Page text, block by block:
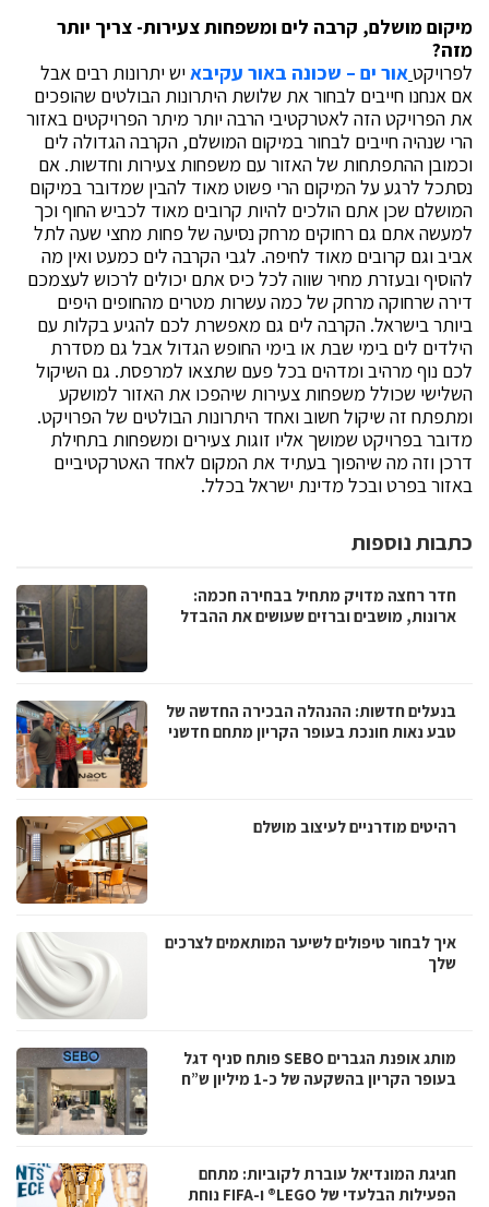
מיקום מושלם, קרבה לים ומשפחות צעירות- צריך יותר
מזה?
לפרויקטאור ים – שכונה באור עקיבאיש יתרונות רבים אבל
אם אנחנו חייבים לבחור את שלושת היתרונות הבולטים שהופכים
את הפרויקט הזה לאטרקטיבי הרבה יותר מיתר הפרויקטים באזור
הרי שנהיה חייבים לבחור במיקום המושלם, הקרבה הגדולה לים
וכמובן ההתפתחות של האזור עם משפחות צעירות וחדשות. אם
נסתכל לרגע על המיקום הרי פשוט מאוד להבין שמדובר במיקום
המושלם שכן אתם הולכים להיות קרובים מאוד לכביש החוף וכך
למעשה אתם גם רחוקים מרחק נסיעה של פחות מחצי שעה לתל
אביב וגם קרובים מאוד לחיפה. לגבי הקרבה לים כמעט ואין מה
להוסיף ובעזרת מחיר שווה לכל כיס אתם יכולים לרכוש לעצמכם
דירה שרחוקה מרחק של כמה עשרות מטרים מהחופים היפים
ביותר בישראל. הקרבה לים גם מאפשרת לכם להגיע בקלות עם
הילדים לים בימי שבת או בימי החופש הגדול אבל גם מסדרת
לכם נוף מרהיב ומדהים בכל פעם שתצאו למרפסת. גם השיקול
השלישי שכולל משפחות צעירות שיהפכו את האזור למושקע
ומתפתח זה שיקול חשוב ואחד היתרונות הבולטים של הפרויקט.
מדובר בפרויקט שמושך אליו זוגות צעירים ומשפחות בתחילת
דרכן וזה מה שיהפוך בעתיד את המקום לאחד האטרקטיביים
באזור בפרט ובכל מדינת ישראל בכלל.
כתבות נוספות
חדר רחצה מדויק מתחיל בבחירה חכמה:
ארונות, מושבים וברזים שעושים את ההבדל
בנעלים חדשות: ההנהלה הבכירה החדשה של
טבע נאות חונכת בעופר הקריון מתחם חדשני
רהיטים מודרניים לעיצוב מושלם
איך לבחור טיפולים לשיער המותאמים לצרכים
שלך
מותג אופנת הגברים SEBO פותח סניף דגל
בעופר הקריון בהשקעה של כ-1 מיליון ש”ח
חגיגת המונדיאל עוברת לקוביות: מתחם
הפעילות הבלעדי של LEGO® ו-FIFA נוחת